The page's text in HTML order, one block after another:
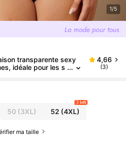
1/5
transparente sexy
idéale pour les s
4,66
(3)
50(3XL) 52 (4XL)
3 left
ma taille